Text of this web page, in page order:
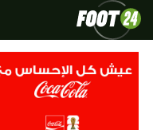
الأخبار الوطنية
الأخبار العالمية